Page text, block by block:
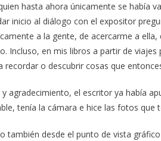
hasta ahora únicamente se había
inicio al diálogo con el expositor
a la gente, de acercarme a
Incluso, en mis libros a partir de
o descubrir cosas que
agradecimiento, el escritor ya había
tenía la cámara e hice las fotos que
también desde el punto de vista